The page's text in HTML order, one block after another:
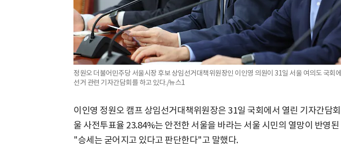
정원오 더불어민주당 서울시장 후보 상임선거대책위원장인 이인영 의원이 31일 서울 여의도 국회
선거 관련 기자간담회를 하고 있다./뉴스1
이인영 정원오 캠프 상임선거대책위원장은 31일 국회에서 열린 기자간담
울 사전투표율 23.84%는 안전한 서울을 바라는 서울 시민의 열망이 반영
"승세는 굳어지고 있다고 판단한다"고 말했다.